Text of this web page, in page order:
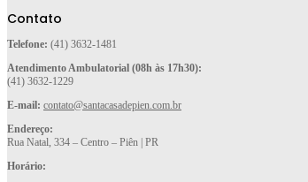
Contato
Telefone: (41) 3632-1481
Atendimento Ambulatorial (08h às 17h30):
(41) 3632-1229
E-mail: contato@santacasadepien.com.br
Endereço:
Rua Natal, 334 – Centro – Piên | PR
Horário: